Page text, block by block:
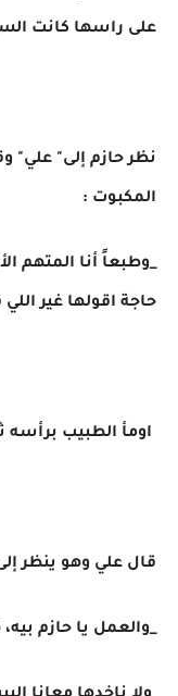
على راسها كانت
نظر حازم إلى" علي"
المكبوت :
_وطبعاً أنا المتهم
حاجة اقولها غير
اومأ الطبيب برأسه
قال علي وهو ينظر
_والعمل يا حازم